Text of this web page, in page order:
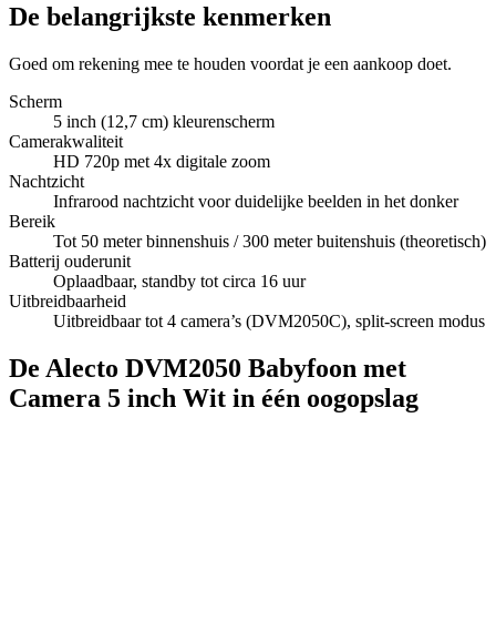
De belangrijkste kenmerken
Goed om rekening mee te houden voordat je een aankoop doet.
Scherm
5 inch (12,7 cm) kleurenscherm
Camerakwaliteit
HD 720p met 4x digitale zoom
Nachtzicht
Infrarood nachtzicht voor duidelijke beelden in het donker
Bereik
Tot 50 meter binnenshuis / 300 meter buitenshuis (theoretisch)
Batterij ouderunit
Oplaadbaar, standby tot circa 16 uur
Uitbreidbaarheid
Uitbreidbaar tot 4 camera’s (DVM2050C), split-screen modus
De Alecto DVM2050 Babyfoon met
Camera 5 inch Wit in één oogopslag